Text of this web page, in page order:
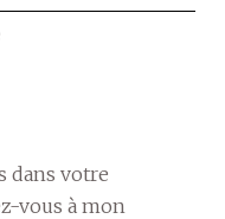
dans votre
vous à mon